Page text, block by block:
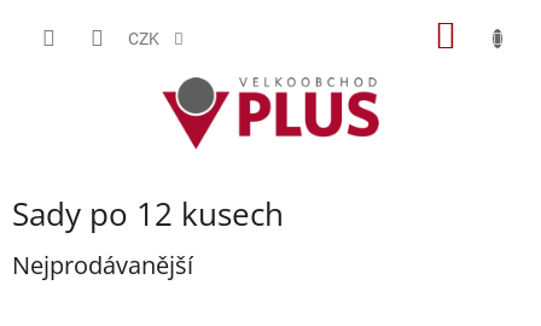
CZK
Sady po 12 kusech
Nejprodávanější